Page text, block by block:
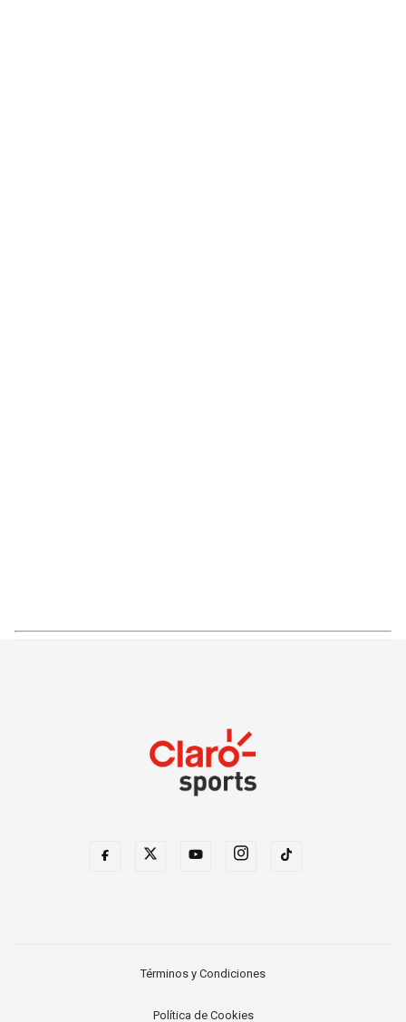
Términos y Condiciones
Política de Cookies